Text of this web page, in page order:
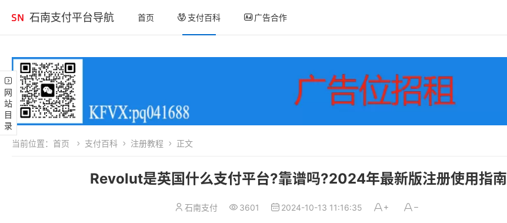
石南支付平台导航 首页 支付百科 广告合作
网站目录
当前位置： 首页 支付百科 注册教程 正文
Revolut是英国什么支付平台?靠谱吗?2024年最新版注册使用指南
石南支付 3601 2024-10-13 11:16:35